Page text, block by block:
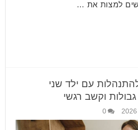
למצות את …
עם ילד שני
וקשב רגשי
0